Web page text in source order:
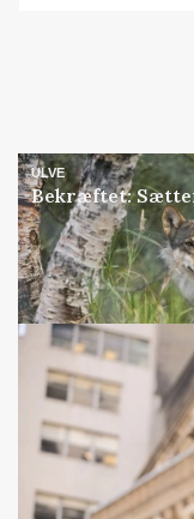
ULVE
Bekræftet: